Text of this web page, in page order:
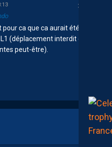
pour ca que ca aurait été bien
(déplacement interdit de
peut-être).